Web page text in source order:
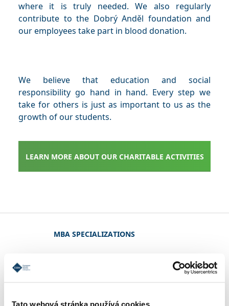
Tato webová stránka používá cookies
where it is truly needed. We also regularly
contribute to the Dobrý Anděl foundation and
our employees take part in blood donation.
We believe that education and social
responsibility go hand in hand. Every step we
take for others is just as important to us as the
growth of our students.
LEARN MORE ABOUT OUR CHARITABLE ACTIVITIES
MBA SPECIALIZATIONS